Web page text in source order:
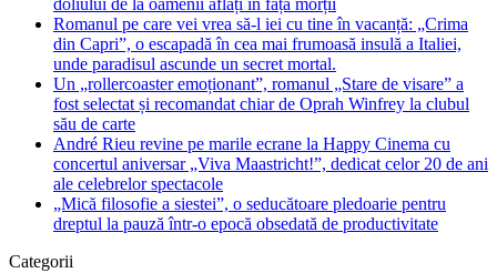
doliului de la oamenii aflați în fața morții
Romanul pe care vei vrea să-l iei cu tine în vacanță: „Crima
din Capri”, o escapadă în cea mai frumoasă insulă a Italiei,
unde paradisul ascunde un secret mortal.
Un „rollercoaster emoționant”, romanul „Stare de visare” a
fost selectat și recomandat chiar de Oprah Winfrey la clubul
său de carte
André Rieu revine pe marile ecrane la Happy Cinema cu
concertul aniversar „Viva Maastricht!”, dedicat celor 20 de ani
ale celebrelor spectacole
„Mică filosofie a siestei”, o seducătoare pledoarie pentru
dreptul la pauză într-o epocă obsedată de productivitate
Categorii